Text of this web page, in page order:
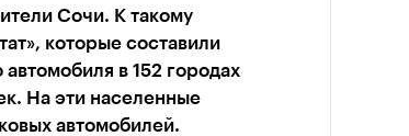
Сочи. К такому
которые составили
в 152 городах
На эти населенные
автомобилей.